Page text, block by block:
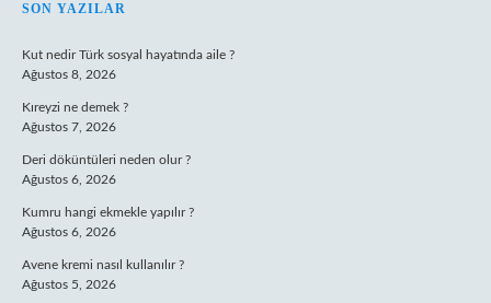
SIDEBAR
SON YAZILAR
Kut nedir Türk sosyal hayatında aile ?
Ağustos 8, 2026
Kıreyzi ne demek ?
Ağustos 7, 2026
Deri döküntüleri neden olur ?
Ağustos 6, 2026
Kumru hangi ekmekle yapılır ?
Ağustos 6, 2026
Avene kremi nasıl kullanılır ?
Ağustos 5, 2026